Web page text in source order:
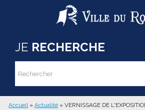
Aller au contenu principal
JE RECHERCHE
Formulaire de
Rechercher
Accueil » Actualité » VERNISSAGE DE